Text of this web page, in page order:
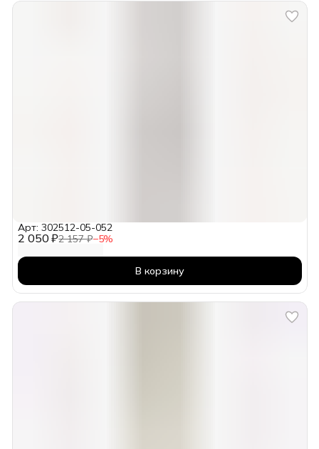
2 050 ₽2 157 ₽−5%
Арт: 302512-05-052
В корзину